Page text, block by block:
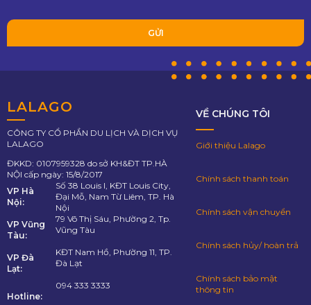
LALAGO
CÔNG TY CỔ PHẦN DU LỊCH VÀ DỊCH VỤ
LALAGO
ĐKKD: 0107959328 do sở KH&ĐT TP.HÀ
NỘI cấp ngày: 15/8/2017
VP Hà
Nội:
Số 38 Louis I, KĐT Louis City,
Đại Mỗ, Nam Từ Liêm, TP. Hà
Nội
VP Vũng
Tàu:
79 Võ Thị Sáu, Phường 2, Tp.
Vũng Tàu
VP Đà
Lạt:
KĐT Nam Hồ, Phường 11, TP.
Đà Lạt
Hotline:
094 333 3333
VỀ CHÚNG TÔI
Giới thiệu Lalago
Chính sách thanh toán
Chính sách vận chuyển
Chính sách hủy/ hoàn trả
Chính sách bảo mật
thông tin